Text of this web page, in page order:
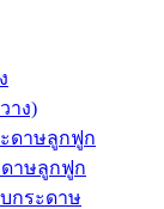
าง)
ดาษลูกฟูก
าษลูกฟูก
กระดาษ